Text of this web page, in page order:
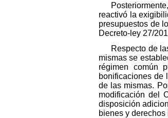
reactivó la
presupuestos de
Decreto-ley 27/
Respecto de
mismas se
régimen común
bonificaciones de
de las mismas.
modificación del
disposición
bienes y